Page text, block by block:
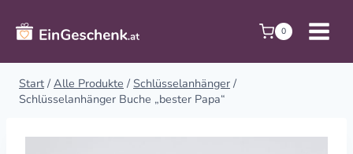
Inhalt
springen
0
Start / Alle Produkte / Schlüsselanhänger /
Schlüsselanhänger Buche „bester Papa“